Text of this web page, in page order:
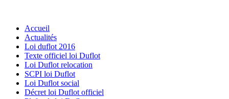
Accueil
Actualités
Loi duflot 2016
Texte officiel loi Duflot
Loi Duflot relocation
SCPI loi Duflot
Loi Duflot social
Décret loi Duflot officiel